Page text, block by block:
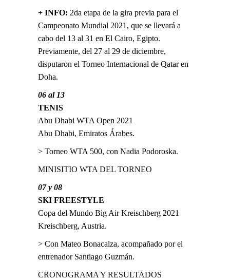
+ INFO: 2da etapa de la gira previa para el
Campeonato Mundial 2021, que se llevará a
cabo del 13 al 31 en El Cairo, Egipto.
Previamente, del 27 al 29 de diciembre,
disputaron el Torneo Internacional de Qatar en
Doha.
06 al 13
TENIS
Abu Dhabi WTA Open 2021
Abu Dhabi, Emiratos Árabes.
> Torneo WTA 500, con Nadia Podoroska.
MINISITIO WTA DEL TORNEO
07 y 08
SKI FREESTYLE
Copa del Mundo Big Air Kreischberg 2021
Kreischberg, Austria.
> Con Mateo Bonacalza, acompañado por el
entrenador Santiago Guzmán.
CRONOGRAMA Y RESULTADOS